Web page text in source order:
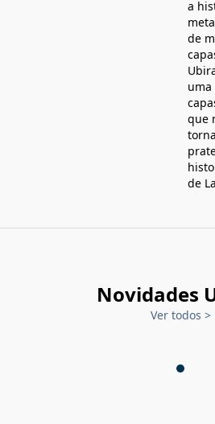
a
de
uma
que
de
Novidades
Ver todos >